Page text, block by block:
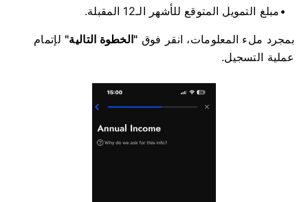
مبلغ التمويل المتوقع للأشهر الـ12 المقبلة.
بمجرد ملء المعلومات، انقر فوق "الخطوة التالية" لإتمام
عملية التسجيل.